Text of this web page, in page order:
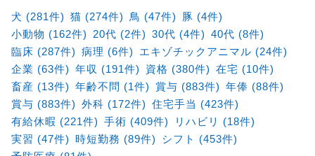
犬 (281件) 猫 (274件) 鳥 (47件)
豚 (4件)
小動物 (162件)
20代 (2件) 30代 (4件) 40代 (8件)
臨床 (287件) 病理 (6件)
エキゾチックアニマル (24件)
企業 (63件) 年収 (191件) 資格 (380件) 在宅 (10件)
畜産 (13件) 年齢不問 (1件) 賞与 (883件) 年俸 (88件)
賞与 (883件) 外科 (172件) 住宅手当 (423件)
有給休暇 (221件) 手術 (409件)
リハビリ (18件)
実習 (47件) 時短勤務 (89件)
シフト (453件)